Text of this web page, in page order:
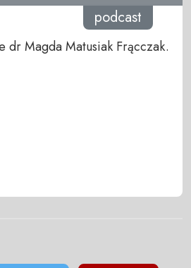
podcast
dr Magda Matusiak Frącczak.